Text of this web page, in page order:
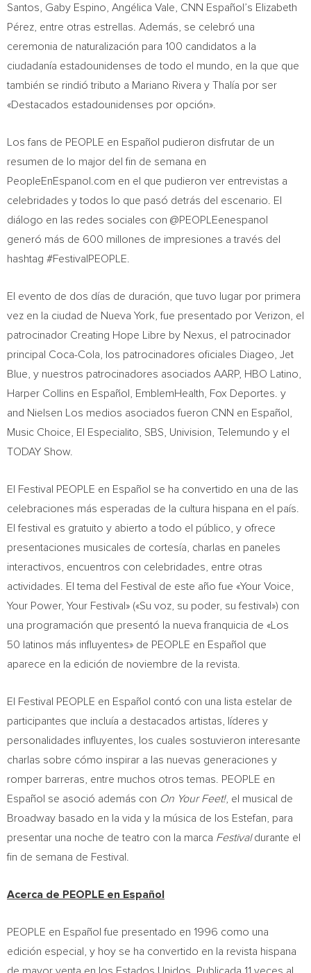
Santos
Gaby Espino , Angélica Vale, CNN Español’s Elizabeth
Pérez, entre otras estrellas. Además, se celebró una
ceremonia de naturalización para 100 candidatos a la
ciudadanía estadounidenses de todo el mundo, en la que que
también se rindió tributo a Mariano Rivera y Thalía por ser
«Destacados estadounidenses por opción».
Los fans de PEOPLE en Español pudieron disfrutar de un
resumen de lo major del fin de semana en
PeopleEnEspanol.com en el que pudieron ver entrevistas a
celebridades y todos lo que pasó detrás del escenario. El
diálogo en las redes sociales con @PEOPLEenespanol
generó más de 600 millones de impresiones a través del
hashtag #FestivalPEOPLE.
El evento de dos días de duración, que tuvo lugar por primera
vez en la ciudad de Nueva York , fue presentado por Verizon, el
patrocinador Creating Hope Libre by Nexus, el patrocinador
principal Coca-Cola, los patrocinadores oficiales Diageo, Jet
Blue, y nuestros patrocinadores asociados AARP, HBO Latino,
Harper Collins en Español, EmblemHealth, Fox Deportes. y
and Nielsen Los medios asociados fueron CNN en Español,
Music Choice, El Especialito, SBS, Univision, Telemundo y el
TODAY Show.
El Festival PEOPLE en Español se ha convertido en una de las
celebraciones más esperadas de la cultura hispana en el país.
El festival es gratuito y abierto a todo el público, y ofrece
presentaciones musicales de cortesía, charlas en paneles
interactivos, encuentros con celebridades, entre otras
actividades. El tema del Festival de este año fue «Your Voice,
Your Power, Your Festival» («Su voz, su poder, su festival») con
una programación que presentó la nueva franquicia de «Los
50 latinos más influyentes» de PEOPLE en Español que
aparece en la edición de noviembre de la revista.
El Festival PEOPLE en Español contó con una lista estelar de
participantes que incluía a destacados artistas, líderes y
personalidades influyentes, los cuales sostuvieron interesante
charlas sobre cómo inspirar a las nuevas generaciones y
romper barreras, entre muchos otros temas. PEOPLE en
Español se asoció además con On Your Feet!, el musical de
Broadway basado en la vida y la música de los Estefan, para
presentar una noche de teatro con la marca Festivaldurante el
fin de semana de Festival.
Acerca de PEOPLE en Español
PEOPLE en Español fue presentado en 1996 como una
edición especial, y hoy se ha convertido en la revista hispana